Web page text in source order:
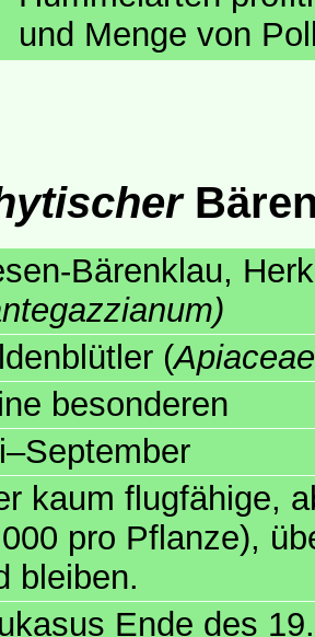
und Menge von
Bärenklau,
(Apiaceae
besonderen
kaum flugfähige,
pro Pflanze),
bleiben.
Ende des